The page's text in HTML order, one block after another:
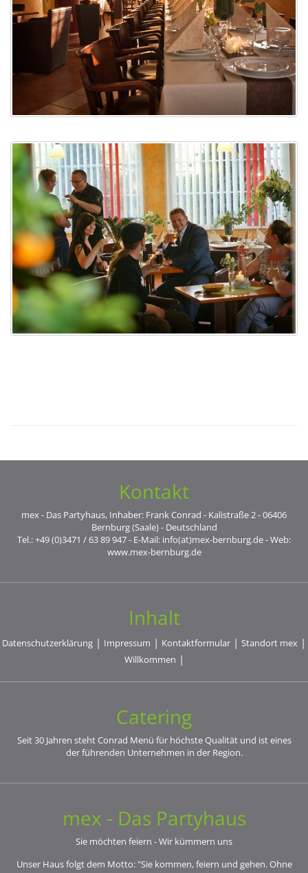
Kontakt
mex - Das Partyhaus, Inhaber: Frank Conrad - Kalistraße 2 - 06406
Bernburg (Saale) - Deutschland
Tel.: +49 (0)3471 / 63 89 947 - E-Mail: info(at)mex-bernburg.de - Web:
www.mex-bernburg.de
Inhalt
Datenschutz­erklärung | Impressum | Kontaktformular | Standort mex |
Willkommen |
Catering
Seit 30 Jahren steht Conrad Menü für höchste Qualität und ist eines
der führenden Unternehmen in der Region.
mex - Das Partyhaus
Sie möchten feiern - Wir kümmern uns
Unser Haus folgt dem Motto: "Sie kommen, feiern und gehen. Ohne